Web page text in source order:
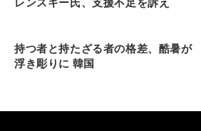
持つ者と持たざる者の格差、酷暑が
浮き彫りに 韓国